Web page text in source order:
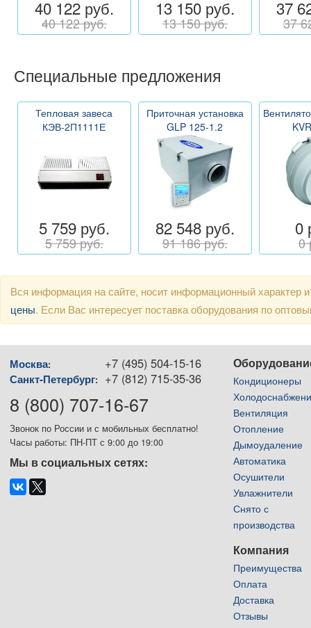
40 122 руб.
40 122 руб.
13 150 руб.
13 150 руб.
37
37
Специальные предложения
Тепловая завеса
КЭВ-2П1111Е
5 759 руб.
5 759 руб.
Приточная установка
GLP 125-1.2
82 548 руб.
91 186 руб.
0
0
Вся информация на сайте, носит информационный
цены. Если Вас интересует поставка оборудования по
Москва: +7 (495) 504-15-16
Санкт-Петербург: +7 (812) 715-35-36
8 (800) 707-16-67
Звонок по России и с мобильных бесплатно!
Часы работы: ПН-ПТ с 9:00 до 19:00
Мы в социальных сетях:
Кондиционеры
Вентиляция
Отопление
Дымоудаление
Автоматика
Осушители
Увлажнители
Снято с
производства
Компания
Преимущества
Оплата
Доставка
Отзывы